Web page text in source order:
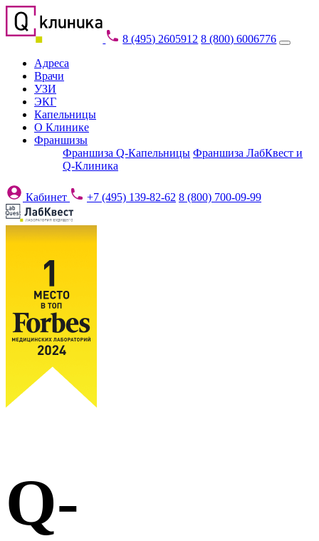
8 (495) 2605912 8 (800) 6006776
Адреса
Врачи
УЗИ
ЭКГ
Капельницы
О Клинике
Франшизы
Франшиза Q-Капельницы Франшиза ЛабКвест и
Q-Клиника
Кабинет +7 (495) 139-82-62 8 (800) 700-09-99
Q-